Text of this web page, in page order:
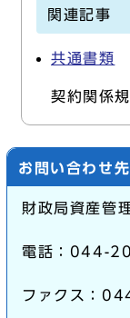
関連記事
共通書類
契約関係
お問い合わせ先
財政局資産管
電話：044-
ファクス：